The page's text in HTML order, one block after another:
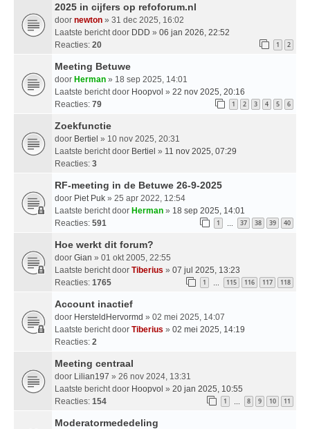
2025 in cijfers op refoforum.nl
door newton » 31 dec 2025, 16:02
Laatste bericht door DDD » 06 jan 2026, 22:52
Reacties: 20 1 2
Meeting Betuwe
door Herman » 18 sep 2025, 14:01
Laatste bericht door Hoopvol » 22 nov 2025, 20:16
Reacties: 79 1 2 3 4 5 6
Zoekfunctie
door Bertiel » 10 nov 2025, 20:31
Laatste bericht door Bertiel » 11 nov 2025, 07:29
Reacties: 3
RF-meeting in de Betuwe 26-9-2025
door Piet Puk » 25 apr 2022, 12:54
Laatste bericht door Herman » 18 sep 2025, 14:01
Reacties: 591 1 … 37 38 39 40
Hoe werkt dit forum?
door Gian » 01 okt 2005, 22:55
Laatste bericht door Tiberius » 07 jul 2025, 13:23
Reacties: 1765 1 … 115 116 117 118
Account inactief
door HersteldHervormd » 02 mei 2025, 14:07
Laatste bericht door Tiberius » 02 mei 2025, 14:19
Reacties: 2
Meeting centraal
door Lilian197 » 26 nov 2024, 13:31
Laatste bericht door Hoopvol » 20 jan 2025, 10:55
Reacties: 154 1 … 8 9 10 11
Moderatormededeling